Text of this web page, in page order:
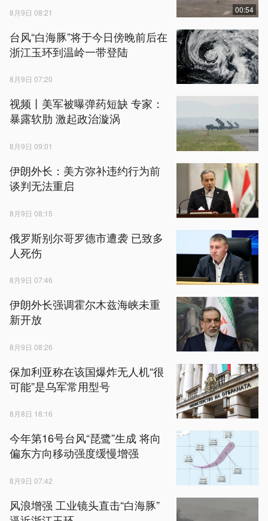
8月9日 08:21 00:54
台风“白海豚”将于今日傍晚前后在
浙江玉环到温岭一带登陆
8月9日 07:20
视频丨美军被曝弹药短缺 专家：
暴露软肋 激起政治漩涡
8月9日 09:01
伊朗外长：美方弥补违约行为前
谈判无法重启
8月9日 08:15
俄罗斯别尔哥罗德市遭袭 已致多
人死伤
8月9日 07:46
伊朗外长强调霍尔木兹海峡未重
新开放
8月9日 08:26
保加利亚称在该国爆炸无人机“很
可能”是乌军常用型号
8月8日 18:16
今年第16号台风“琵鹭”生成 将向
偏东方向移动强度缓慢增强
8月9日 07:42
风浪增强 工业镜头直击“白海豚”